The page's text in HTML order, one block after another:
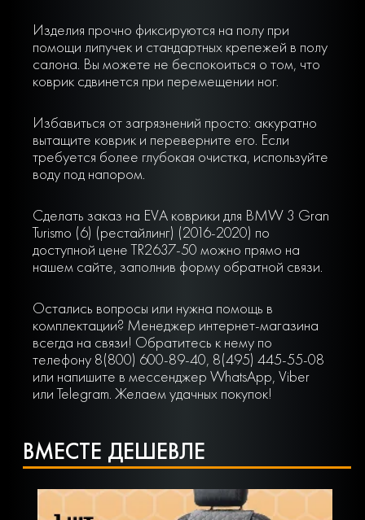
Изделия прочно фиксируются на полу при
помощи липучек и стандартных крепежей в полу
салона. Вы можете не беспокоиться о том, что
коврик сдвинется при перемещении ног.
Избавиться от загрязнений просто: аккуратно
вытащите коврик и переверните его. Если
требуется более глубокая очистка, используйте
воду под напором.
Сделать заказ на EVA коврики для BMW 3 Gran
Turismo (6) (рестайлинг) (2016-2020) по
доступной цене TR2637-50 можно прямо на
нашем сайте, заполнив форму обратной связи.
Остались вопросы или нужна помощь в
комплектации? Менеджер интернет-магазина
всегда на связи! Обратитесь к нему по
телефону 8(800) 600-89-40, 8(495) 445-55-08
или напишите в мессенджер WhatsApp, Viber
или Telegram. Желаем удачных покупок!
ВМЕСТЕ ДЕШЕВЛЕ